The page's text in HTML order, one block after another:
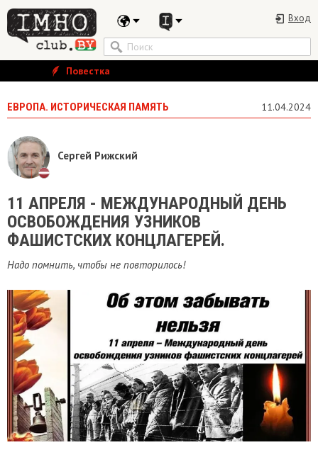
Вход
Повестка
ЕВРОПА. ИСТОРИЧЕСКАЯ ПАМЯТЬ 11.04.2024
Сергей Рижский
11 АПРЕЛЯ - МЕЖДУНАРОДНЫЙ ДЕНЬ
ОСВОБОЖДЕНИЯ УЗНИКОВ
ФАШИСТСКИХ КОНЦЛАГЕРЕЙ.
Надо помнить, чтобы не повторилось!